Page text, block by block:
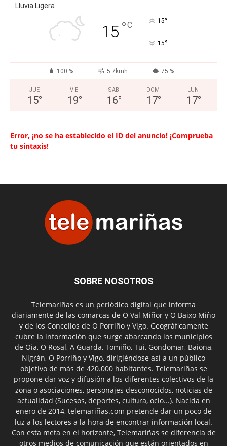
Lluvia Ligera
15 °C 15°
15°
100 % 5.7kmh 75 %
JUE
15°
VIE
19°
SAB
16°
DOM
17°
LUN
17°
Error, ¡no se ha establecido el ID del anuncio! ¡Comprueba
tu sintaxis!
SOBRE NOSOTROS
Telemariñas es un periódico digital que informa
diariamente de las comarcas de O Val Miñor y O Baixo Miño
y de los Concellos de O Porriño y Vigo. Geográficamente
cubre la información que surge abarcando los municipios
de Oia, O Rosal, A Guarda, Tomiño, Tui, Gondomar, Baiona,
Nigrán, O Porriño y Vigo, dirigiéndose así a un público
objetivo de más de 420.000 habitantes. Telemariñas se
propone dar voz y difusión a los diferentes colectivos de la
zona o asociaciones, personajes desconocidos, noticias de
actualidad (Sucesos, deportes, cultura, ocio...). Nacida en
enero de 2014, telemariñas.com pretende dar un poco de
luz a los lectores a la hora de encontrar información local.
Con esta meta en el horizonte, Telemariñas se diferencia de
otros medios de comunicación que están orientados en